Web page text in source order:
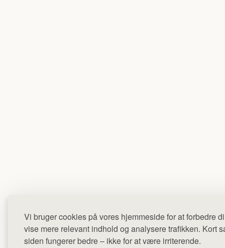
Vi bruger cookies på vores hjemmeside for at forbedre
vise mere relevant indhold og analysere trafikken. Kort
siden fungerer bedre – ikke for at være irriterende.